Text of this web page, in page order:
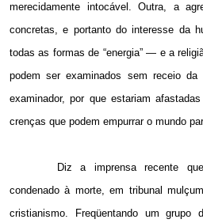
merecidamente intocável. Outra, a
concretas, e portanto do interesse da
todas as formas de “energia” — e a
podem ser examinados sem receio
examinador, por que estariam
crenças que podem empurrar o mundo
Diz a imprensa recente
condenado à morte, em tribunal
cristianismo. Freqüentando um